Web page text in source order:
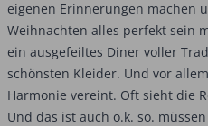
eigenen Erinnerungen machen
Weihnachten alles perfekt sein
ein ausgefeiltes Diner voller
schönsten Kleider. Und vor
Harmonie vereint. Oft sieht die
Und das ist auch o.k. so.